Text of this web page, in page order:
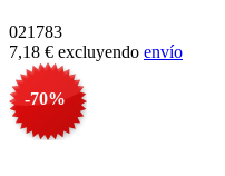
021783
7,18 € excluyendo envío
-70%